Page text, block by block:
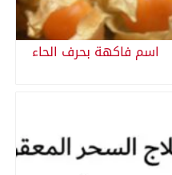
اسم فاكهة بحرف الحاء